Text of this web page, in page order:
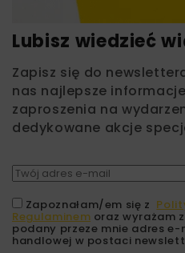
Lubisz wiedzieć
Zapisz się do
nas najlepsze
zaproszenia na
dedykowane akcje
Zapoznałam/em się z
Regulaminem oraz wyrażam
podany przeze mnie adres
handlowej w postaci